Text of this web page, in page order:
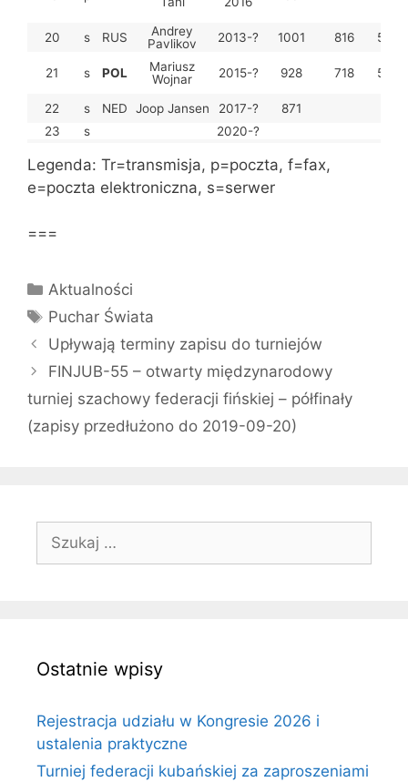
20 s RUS
Andrey
Pavlikov
2013-? 1001 816 55
21 s POL
Mariusz
Wojnar
2015-? 928 718 52
22 s NED Joop Jansen 2017-?
871
23
s 2020-?
Legenda: Tr=transmisja, p=poczta, f=fax,
e=poczta elektroniczna, s=serwer
===
Kategorie
Aktualności
Tagi
Puchar Świata
Upływają terminy zapisu do turniejów
FINJUB-55 – otwarty międzynarodowy
turniej szachowy federacji fińskiej – półfinały
(zapisy przedłużono do 2019-09-20)
Szukaj:
Ostatnie wpisy
Rejestracja udziału w Kongresie 2026 i
ustalenia praktyczne
Turniej federacji kubańskiej za zaproszeniami